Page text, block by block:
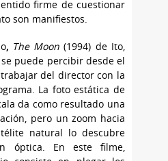
firme de cuestionar
son manifiestos.
, The Moon (1994) de Ito,
puede percibir desde el
del director con la
La foto estática de
da como resultado una
pero un zoom hacia
natural lo descubre
óptica. En este filme,